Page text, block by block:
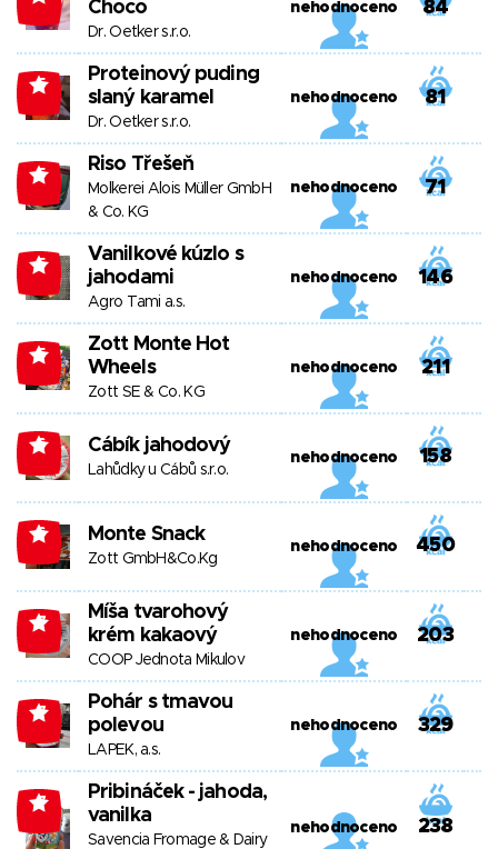
Choco
Dr. Oetker s.r.o.
nehodnoceno 84
-5
Proteinový puding
slaný karamel
Dr. Oetker s.r.o.
nehodnoceno 81
-5 Riso Třešeň
Molkerei Alois Müller GmbH
& Co. KG
nehodnoceno 71
-5
Vanilkové kúzlo s
jahodami
Agro Tami a.s.
nehodnoceno 146
-5
Zott Monte Hot
Wheels
Zott SE & Co. KG
nehodnoceno 211
-6 Cábík jahodový
Lahůdky u Cábů s.r.o.
nehodnoceno 158
-6 Monte Snack
Zott GmbH&Co.Kg
nehodnoceno 450
-7
Míša tvarohový
krém kakaový
COOP Jednota Mikulov
nehodnoceno 203
-7
Pohár s tmavou
polevou
LAPEK, a.s.
nehodnoceno 329
-7
Pribináček - jahoda,
vanilka
Savencia Fromage & Dairy
nehodnoceno 238